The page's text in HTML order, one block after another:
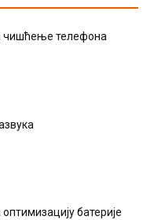
чишћење телефона
батерије